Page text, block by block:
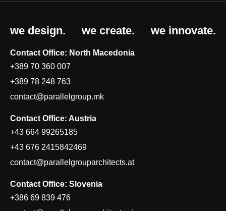
we design. we create. we innovate.
Contact Office: North Macedonia
+389 70 360 007
+389 78 248 763
contact@parallelgroup.mk
Contact Office: Austria
+43 664 99265185
+43 676 2415842469
contact@parallelgrouparchitects.at
Contact Office: Slovenia
+386 69 839 476